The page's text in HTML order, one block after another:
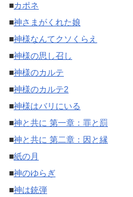
■カポネ
■神さまがくれた娘
■神様なんてクソくらえ
■神様の思し召し
■神様のカルテ
■神様のカルテ2
■神様はバリにいる
■神と共に 第一章：罪と罰
■神と共に 第二章：因と縁
■紙の月
■神のゆらぎ
■神は銃弾